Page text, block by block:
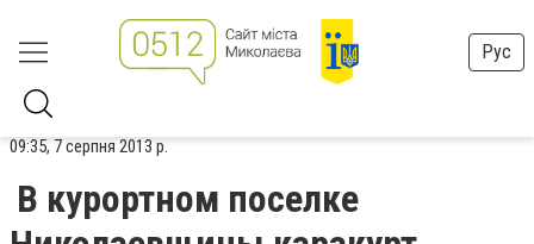
Рус
09:35, 7 серпня 2013 р.
В курортном поселке